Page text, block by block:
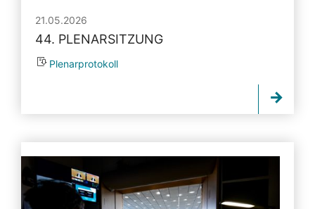
21.05.2026
44. PLENARSITZUNG
Plenarprotokoll